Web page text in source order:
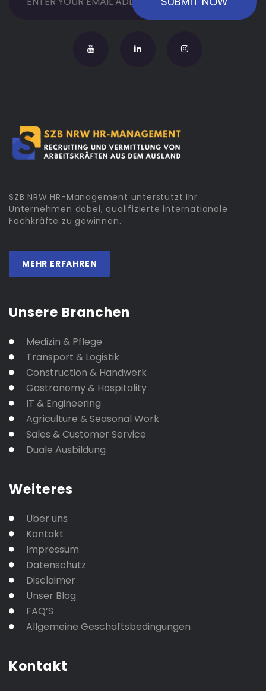
SZB NRW HR-Management unterstützt Ihr
Unternehmen dabei, qualifizierte internationale
Fachkräfte zu gewinnen.
MEHR ERFAHREN
Unsere Branchen
Medizin & Pflege
Transport & Logistik
Construction & Handwerk
Gastronomy & Hospitality
IT & Engineering
Agriculture & Seasonal Work
Sales & Customer Service
Duale Ausbildung
Weiteres
Über uns
Kontakt
Impressum
Datenschutz
Disclaimer
Unser Blog
FAQ’S
Allgemeine Geschäftsbedingungen
Kontakt